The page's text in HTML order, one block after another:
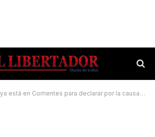
en Corrientes para declarar por la causa Generación Zoe